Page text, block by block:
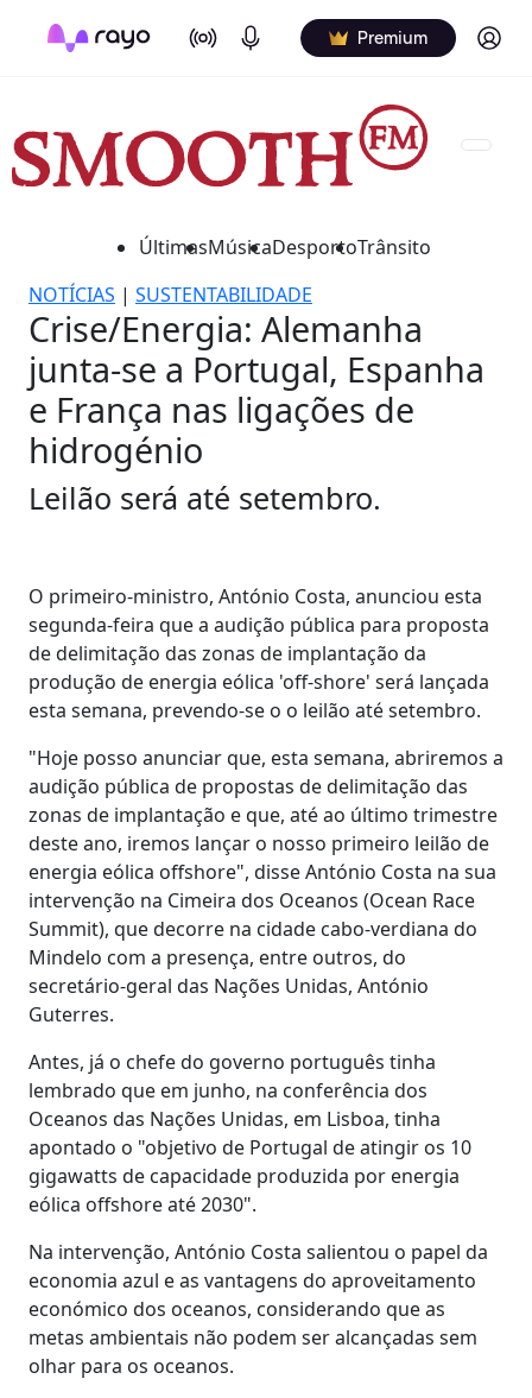
On Air Podcasts Premium Log in
ÚltimasMúsicaDesportoTrânsito
NOTÍCIAS | SUSTENTABILIDADE
Crise/Energia: Alemanha
junta-se a Portugal, Espanha
e França nas ligações de
hidrogénio
Leilão será até setembro.
O primeiro-ministro, António Costa, anunciou esta
segunda-feira que a audição pública para proposta
de delimitação das zonas de implantação da
produção de energia eólica 'off-shore' será lançada
esta semana, prevendo-se o o leilão até setembro.
"Hoje posso anunciar que, esta semana, abriremos a
audição pública de propostas de delimitação das
zonas de implantação e que, até ao último trimestre
deste ano, iremos lançar o nosso primeiro leilão de
energia eólica offshore", disse António Costa na sua
intervenção na Cimeira dos Oceanos (Ocean Race
Summit), que decorre na cidade cabo-verdiana do
Mindelo com a presença, entre outros, do
secretário-geral das Nações Unidas, António
Guterres.
Antes, já o chefe do governo português tinha
lembrado que em junho, na conferência dos
Oceanos das Nações Unidas, em Lisboa, tinha
apontado o "objetivo de Portugal de atingir os 10
gigawatts de capacidade produzida por energia
eólica offshore até 2030".
Na intervenção, António Costa salientou o papel da
economia azul e as vantagens do aproveitamento
económico dos oceanos, considerando que as
metas ambientais não podem ser alcançadas sem
olhar para os oceanos.